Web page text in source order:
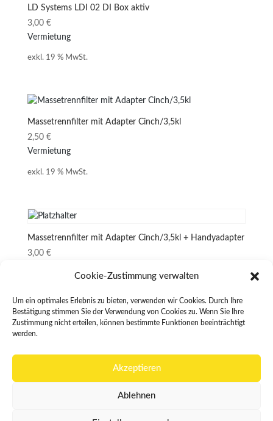
Cookie-Zustimmung verwalten
Um ein optimales Erlebnis zu bieten, verwenden wir Cookies. Durch Ihre
Bestätigung stimmen Sie der Verwendung von Cookies zu. Wenn Sie Ihre
Zustimmung nicht erteilen, können bestimmte Funktionen beeinträchtigt
werden.
Akzeptieren
Ablehnen
LD Systems LDI 02 DI Box aktiv
3,00 €
Vermietung
exkl. 19 % MwSt.
Massetrennfilter mit Adapter Cinch/3,5kl
2,50 €
Vermietung
exkl. 19 % MwSt.
Massetrennfilter mit Adapter Cinch/3,5kl + Handyadapter
3,00 €